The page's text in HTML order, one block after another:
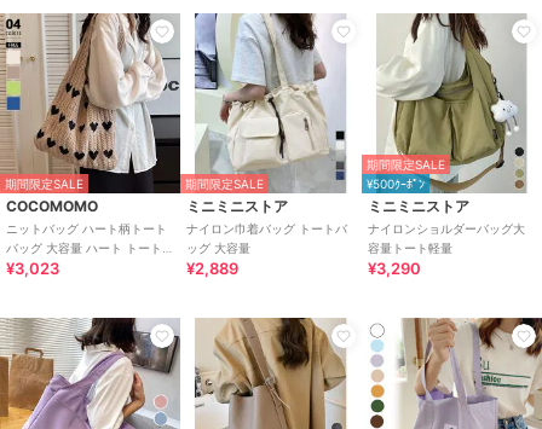
期間限定SALE
COCOMOMO
ニットバッグ ハート柄トート
バッグ 大容量 ハート トートバ
ッグ ケーブル編み ハート柄 ニ
¥3,023
期間限定SALE
ミニミニストア
ナイロン巾着バッグ トートバ
ッグ 大容量
¥2,889
期間限定SALE
¥500ｸｰﾎﾟﾝ
ミニミニストア
ナイロンショルダーバッグ大
容量トート軽量
¥3,290